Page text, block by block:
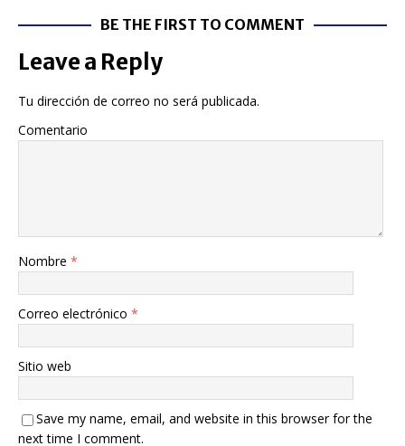
BE THE FIRST TO COMMENT
Leave a Reply
Tu dirección de correo no será publicada.
Comentario
Nombre *
Correo electrónico *
Sitio web
Save my name, email, and website in this browser for the
next time I comment.